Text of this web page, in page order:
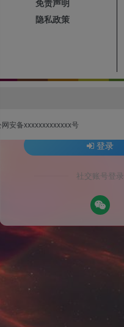
没有账号？立即注册
登录
社交账号登录
免责声明
隐私政策
网安备xxxxxxxxxxxxx号